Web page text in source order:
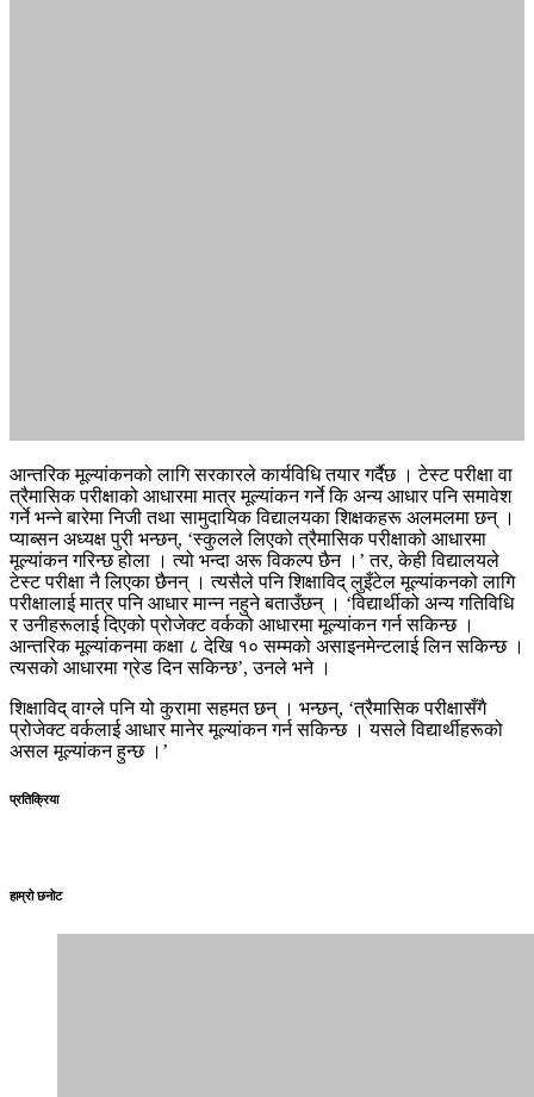
आन्तरिक मूल्यांकनको लागि सरकारले कार्यविधि तयार गर्दैछ । टेस्ट परीक्षा वा
त्रैमासिक परीक्षाको आधारमा मात्र मूल्यांकन गर्ने कि अन्य आधार पनि समावेश
गर्ने भन्ने बारेमा निजी तथा सामुदायिक विद्यालयका शिक्षकहरू अलमलमा छन् ।
प्याब्सन अध्यक्ष पुरी भन्छन्, ‘स्कुलले लिएको त्रैमासिक परीक्षाको आधारमा
मूल्यांकन गरिन्छ होला । त्यो भन्दा अरू विकल्प छैन ।’ तर, केही विद्यालयले
टेस्ट परीक्षा नै लिएका छैनन् । त्यसैले पनि शिक्षाविद् लुइँटेल मूल्यांकनको लागि
परीक्षालाई मात्र पनि आधार मान्न नहुने बताउँछन् । ‘विद्यार्थीको अन्य गतिविधि
र उनीहरूलाई दिएको प्रोजेक्ट वर्कको आधारमा मूल्यांकन गर्न सकिन्छ ।
आन्तरिक मूल्यांकनमा कक्षा ८ देखि १० सम्मको असाइनमेन्टलाई लिन सकिन्छ ।
त्यसको आधारमा ग्रेड दिन सकिन्छ’, उनले भने ।
शिक्षाविद् वाग्ले पनि यो कुरामा सहमत छन् । भन्छन्, ‘त्रैमासिक परीक्षासँगै
प्रोजेक्ट वर्कलाई आधार मानेर मूल्यांकन गर्न सकिन्छ । यसले विद्यार्थीहरूको
असल मूल्यांकन हुन्छ ।’
प्रतिक्रिया
हाम्रो छनोट